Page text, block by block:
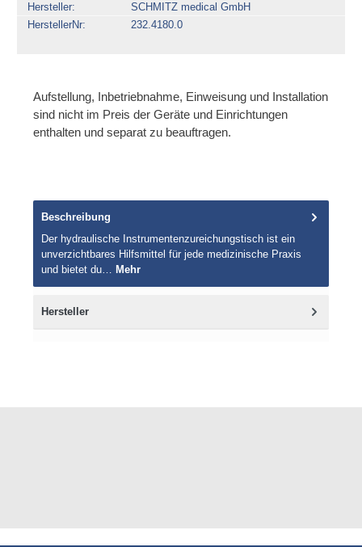
Hersteller
SCHMITZ medical GmbH
HerstellerNr
232.4180.0
Aufstellung, Inbetriebnahme, Einweisung und Installation
sind nicht im Preis der Geräte und Einrichtungen
enthalten und separat zu beauftragen.
Beschreibung
Der hydraulische Instrumentenzureichungstisch ist ein
unverzichtbares Hilfsmittel für jede medizinische Praxis
und bietet du… Mehr
Hersteller